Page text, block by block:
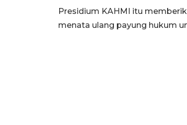
Presidium KAHMI itu
menata ulang payung hukum